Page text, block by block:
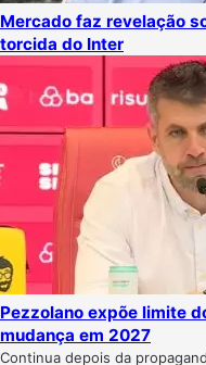
Mercado faz revelação
torcida do Inter
Pezzolano expõe limite
mudança em 2027
Continua depois da